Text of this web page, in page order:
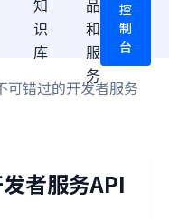
知
识
库
品
和
服
务
控
制
台
可错过的开发者服务
者服务API